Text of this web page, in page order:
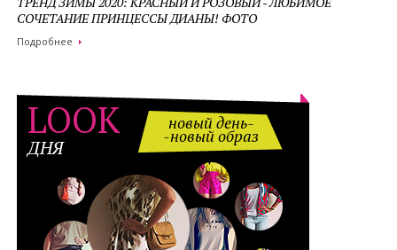
СОЧЕТАНИЕ ПРИНЦЕССЫ ДИАНЫ! ФОТО
Подробнее
LOOK
ДНЯ
новый день-
-новый образ